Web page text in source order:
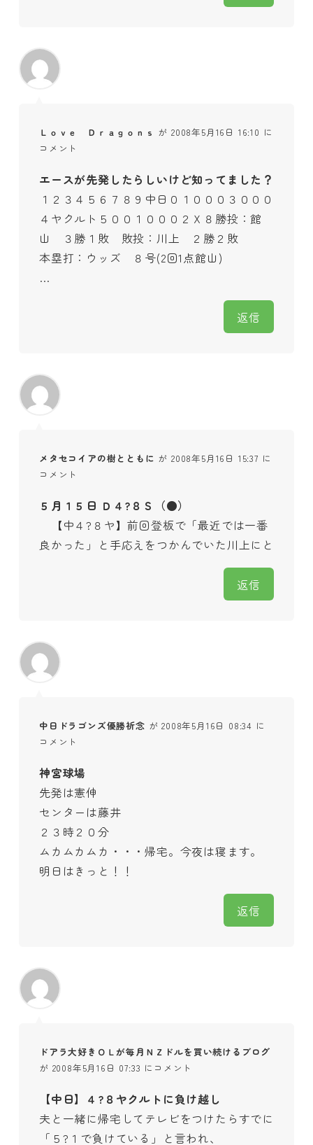
Ｌｏｖｅ Ｄｒａｇｏｎｓ が 2008年5月16日 16:10 に
コメント
エースが先発したらしいけど知ってました？
１２３４５６７８９中日０１０００３０００
４ヤクルト５００１０００２Ｘ８勝投：館
山 ３勝１敗 敗投：川上 ２勝２敗
本塁打：ウッズ ８号(2回1点館山)
…
返信
メタセコイアの樹とともに が 2008年5月16日 15:37 に
コメント
５月１５日 Ｄ４?８Ｓ（●）
【中４?８ヤ】前回登板で「最近では一番
良かった」と手応えをつかんでいた川上にと
返信
中日ドラゴンズ優勝祈念 が 2008年5月16日 08:34 に
コメント
神宮球場
先発は憲伸
センターは藤井
２３時２０分
ムカムカムカ・・・帰宅。今夜は寝ます。
明日はきっと！！
返信
ドアラ大好きＯＬが毎月ＮＺドルを買い続けるブログ
が 2008年5月16日 07:33 にコメント
【中日】４?８ヤクルトに負け越し
夫と一緒に帰宅してテレビをつけたらすでに
「５?１で負けている」と言われ、